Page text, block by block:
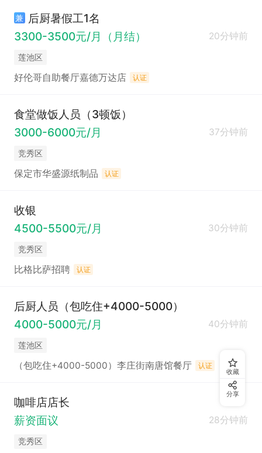
兼 后厨暑假工1名
3300-3500元/月（月结）
20分钟前
莲池区
好伦哥自助餐厅嘉德万达店 认证
食堂做饭人员（3顿饭）
3000-6000元/月
37分钟前
竞秀区
保定市华盛源纸制品 认证
收银
4500-5500元/月
30分钟前
竞秀区
比格比萨招聘 认证
后厨人员（包吃住+4000-5000）
4000-5000元/月
40分钟前
莲池区
（包吃住+4000-5000）李庄街南唐馆餐厅 认证
咖啡店店长
薪资面议
28分钟前
竞秀区
收藏
分享